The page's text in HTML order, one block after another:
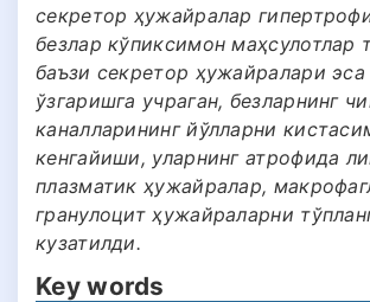
секретор ҳужайралар
безлар кўпиксимон маҳсулотлар
баъзи секретор ҳужайралари эса
ўзгаришга учраган, безларнинг
каналларининг йўлларни
кенгайиши, уларнинг атрофида
плазматик ҳужайралар,
гранулоцит ҳужайраларни
кузатилди.
Key words